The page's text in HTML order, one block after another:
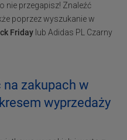
nie przegapisz! Znaleźć
poprzez wyszukanie w
Friday lub Adidas PL Czarny
zakupach w
wyprzedaży